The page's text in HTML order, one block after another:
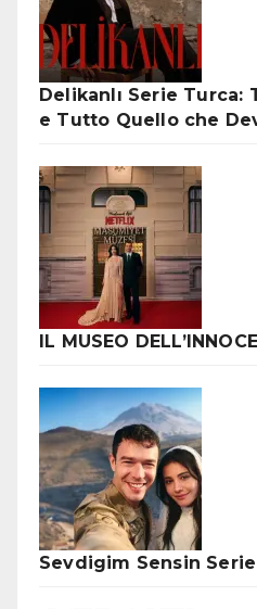
Delikanlı Serie Turca:
e Tutto Quello che
IL MUSEO
Sevdigim Sensin